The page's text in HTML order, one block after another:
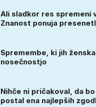
Ali sladkor res spremeni
Znanost ponuja
Spremembe, ki jih
nosečnostjo
Nihče ni pričakoval, da
postal ena najlepših